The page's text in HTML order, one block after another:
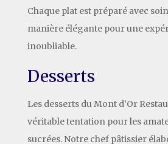
Chaque plat est préparé avec
manière élégante pour une
inoubliable.
Desserts
Les desserts du Mont d’Or
véritable tentation pour les
sucrées. Notre chef pâtissier